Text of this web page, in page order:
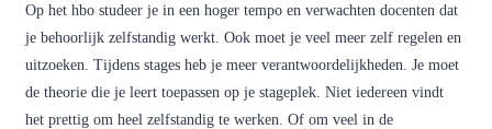
Op het hbo studeer je in een hoger tempo en verwachten docenten dat
je behoorlijk zelfstandig werkt. Ook moet je veel meer zelf regelen en
uitzoeken. Tijdens stages heb je meer verantwoordelijkheden. Je moet
de theorie die je leert toepassen op je stageplek. Niet iedereen vindt
het prettig om heel zelfstandig te werken. Of om veel in de